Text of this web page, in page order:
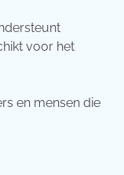
voor het
en mensen die